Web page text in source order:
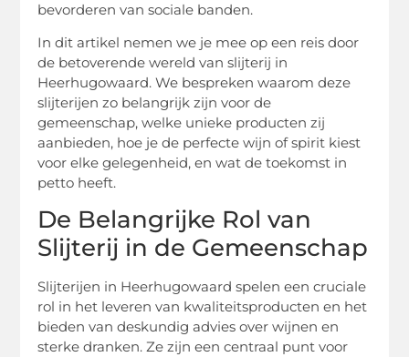
bevorderen van sociale banden.
In dit artikel nemen we je mee op een reis door
de betoverende wereld van slijterij in
Heerhugowaard. We bespreken waarom deze
slijterijen zo belangrijk zijn voor de
gemeenschap, welke unieke producten zij
aanbieden, hoe je de perfecte wijn of spirit kiest
voor elke gelegenheid, en wat de toekomst in
petto heeft.
De Belangrijke Rol van
Slijterij in de Gemeenschap
Slijterijen in Heerhugowaard spelen een cruciale
rol in het leveren van kwaliteitsproducten en het
bieden van deskundig advies over wijnen en
sterke dranken. Ze zijn een centraal punt voor